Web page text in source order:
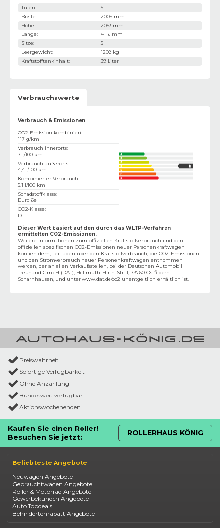
Türen:
5
Breite:
2006 mm
Höhe:
2053 mm
Länge:
4116 mm
Sitze:
5
Leergewicht:
1202 kg
Kraftstofftankinhalt: 39 Liter
Verbrauchswerte
Verbrauch & Emissionen
CO2-Emission kombiniert:
117 g/km
Verbrauch innerorts:
7 l/100 km
Verbrauch außerorts:
4,4 l/100 km
Kombinierter Verbrauch:
5.1 l/100 km
Schadstoffklasse:
Euro 6e
CO2-Klasse:
D
Dieser Wert basiert auf den durch das WLTP-Verfahren
ermittelten CO2-Emissionen.
Weitere Informationen zum offiziellen Kraftstoffverbrauch und den
offiziellen spezifischen CO2-Emissionen neuer Personenkraftwagen
können dem‚ Leitfaden über den Kraftstoffverbrauch, die CO2-Emissionen
und den Stromverbrauch neuer Personenkraftwagen entnommen
werden, der an allen Verkaufsstellen, bei der Deutschen Automobil
Treuhand GmbH (DAT), Hellmuth-Hirth-Str. 1, 73760 Ostfildern-
Scharnhausen, und unter www.dat.de/co2 unentgeltlich erhältlich ist.
Preiswahrheit
Sofortige Verfügbarkeit
Ohne Anzahlung
Bundesweit verfügbar
Aktionswochenenden
Kaufen Sie einen Roller!
Besuchen Sie jetzt:
ROLLERHAUS KÖNIG
Beliebteste Angebote
Neuwagen Angebote
Gebrauchtwagen Angebote
Roller & Motorrad Angebote
Gewerbekunden Angebote
Auto Topdeals
Behindertenrabatt Angebote